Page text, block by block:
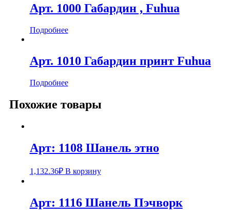
Арт. 1000 Габардин , Fuhua
Подробнее
Арт. 1010 Габардин принт Fuhua
Подробнее
Похожие товары
Арт: 1108 Шанель этно
1,132.36₽ В корзину
Арт: 1116 Шанель Пэчворк